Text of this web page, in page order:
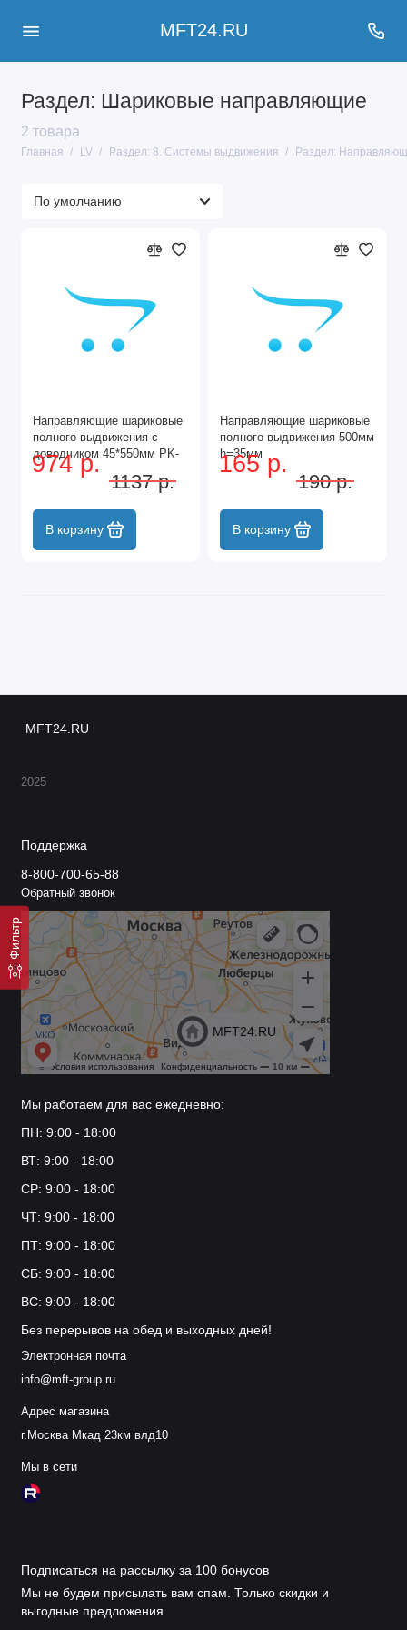
MFT24.RU
Раздел: Шариковые направляющие
2 товара
Главная LV Раздел: 8. Системы выдвижения Раздел:
Фильтр
Направляющие шариковые
полного выдвижения с
доводчиком 45*550мм PK-
L-H45-550-Plus GTV
974 р.
1137 р.
В корзину
Направляющие шариковые
полного выдвижения 500мм
h=35мм
165 р.
190 р.
В корзину
MFT24.RU
2025
Поддержка
8-800-700-65-88
Обратный звонок
Мы работаем для вас ежедневно:
ПН: 9:00 - 18:00
ВТ: 9:00 - 18:00
СР: 9:00 - 18:00
ЧТ: 9:00 - 18:00
ПТ: 9:00 - 18:00
СБ: 9:00 - 18:00
ВС: 9:00 - 18:00
Без перерывов на обед и выходных дней!
Электронная почта
info@mft-group.ru
Адрес магазина
г.Москва Мкад 23км влд10
Мы в сети
Подписаться на рассылку за 100 бонусов
Мы не будем присылать вам спам. Только скидки и
выгодные предложения